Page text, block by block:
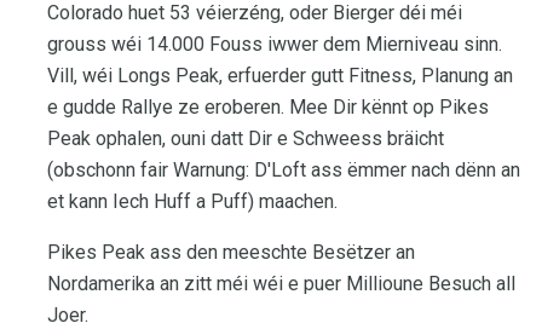
Colorado huet 53 véierzéng, oder Bierger déi méi
grouss wéi 14.000 Fouss iwwer dem Mierniveau sinn.
Vill, wéi Longs Peak, erfuerder gutt Fitness, Planung an
e gudde Rallye ze eroberen. Mee Dir kënnt op Pikes
Peak ophalen, ouni datt Dir e Schweess bräicht
(obschonn fair Warnung: D'Loft ass ëmmer nach dënn an
et kann Iech Huff a Puff) maachen.
Pikes Peak ass den meeschte Besëtzer an
Nordamerika an zitt méi wéi e puer Millioune Besuch all
Joer.